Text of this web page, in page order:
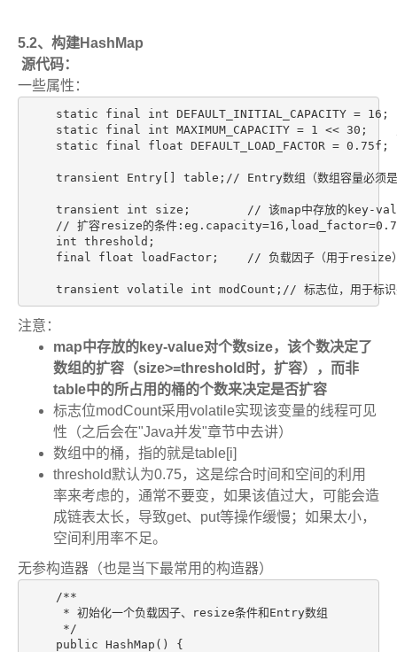
5.2、构建HashMap
源代码：
一些属性：
static final int DEFAULT_INITIAL_CAPACITY = 16;
static final int MAXIMUM_CAPACITY = 1 << 30;
static final float DEFAULT_LOAD_FACTOR = 0.75f;
transient Entry[] table;// Entry数组（数组容量必须是
transient int size;        // 该map中存放的key-value
// 扩容resize的条件
    int threshold;
final float loadFactor;    // 负载因子（用于resize
transient volatile int modCount;// 标志位，用于标识并
注意：
map中存放的key-value对个数size，该个数决定了
数组的扩容（size>=threshold时，扩容），而非
table中的所占用的桶的个数来决定是否扩容
标志位modCount采用volatile实现该变量的线程可见
性（之后会在"Java并发"章节中去讲）
数组中的桶，指的就是table[i]
threshold默认为0.75，这是综合时间和空间的利用
率来考虑的，通常不要变，如果该值过大，可能会造
成链表太长，导致get、put等操作缓慢；如果太小，
空间利用率不足。
无参构造器（也是当下最常用的构造器）
    /**
     * 初始化一个负载因子、resize条件和Entry数组
     */
    public HashMap() {